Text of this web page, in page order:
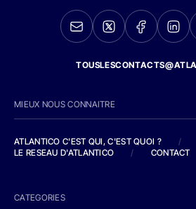
MIEUX NOUS CONNAITRE
ATLANTICO C'EST QUI, C'EST QUOI ?
/
LE RESEAU D'ATLANTICO
/ CONTACT
CATEGORIES